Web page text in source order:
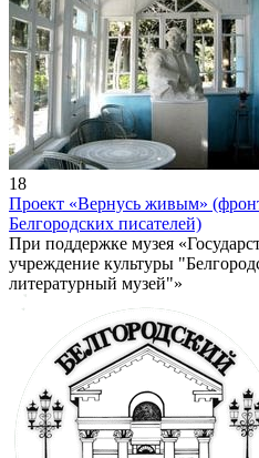
18
Проект «Вернусь живым»
Белгородских писателей)
При поддержке музея
учреждение культуры
литературный музей"»